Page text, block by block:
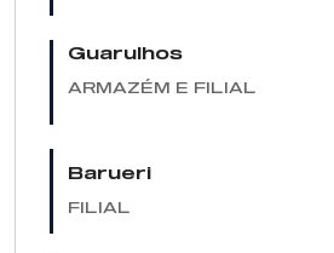
Guarulhos
ARMAZÉM E FILIAL
Barueri
FILIAL